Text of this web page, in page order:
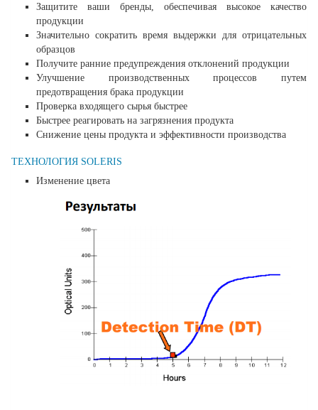
Защитите ваши бренды, обеспечивая высокое качество
продукции
Значительно сократить время выдержки для отрицательных
образцов
Получите ранние предупреждения отклонений продукции
Улучшение производственных процессов путем
предотвращения брака продукции
Проверка входящего сырья быстрее
Быстрее реагировать на загрязнения продукта
Снижение цены продукта и эффективности производства
ТЕХНОЛОГИЯ SOLERIS
Изменение цвета